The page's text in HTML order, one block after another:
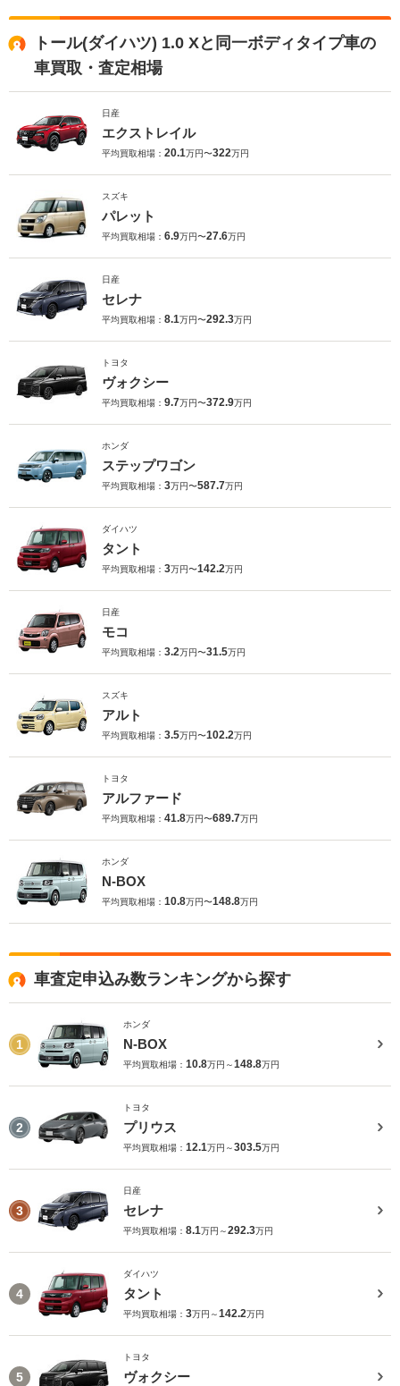
トール(ダイハツ) 1.0 Xと同一ボディタイプ車の
車買取・査定相場
日産
エクストレイル
平均買取相場： 20.1万円〜322万円
スズキ
パレット
平均買取相場： 6.9万円〜27.6万円
日産
セレナ
平均買取相場： 8.1万円〜292.3万円
トヨタ
ヴォクシー
平均買取相場： 9.7万円〜372.9万円
ホンダ
ステップワゴン
平均買取相場： 3万円〜587.7万円
ダイハツ
タント
平均買取相場： 3万円〜142.2万円
日産
モコ
平均買取相場： 3.2万円〜31.5万円
スズキ
アルト
平均買取相場： 3.5万円〜102.2万円
トヨタ
アルファード
平均買取相場： 41.8万円〜689.7万円
ホンダ
N-BOX
平均買取相場： 10.8万円〜148.8万円
車査定申込み数ランキングから探す
1
ホンダ
N-BOX
平均買取相場： 10.8万円～148.8万円
2
トヨタ
プリウス
平均買取相場： 12.1万円～303.5万円
3
日産
セレナ
平均買取相場： 8.1万円～292.3万円
4
ダイハツ
タント
平均買取相場： 3万円～142.2万円
5
トヨタ
ヴォクシー